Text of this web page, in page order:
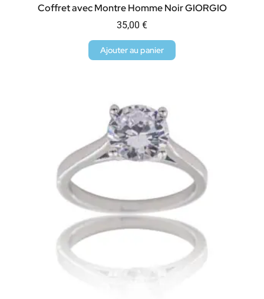
Coffret avec Montre Homme Noir GIORGIO
35,00 €
Ajouter au panier